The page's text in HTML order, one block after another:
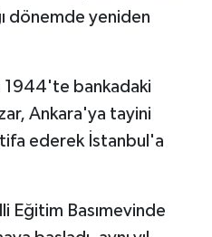
dönemde yeniden
1944'te bankadaki
Ankara'ya tayini
ederek İstanbul'a
Eğitim Basımevinde